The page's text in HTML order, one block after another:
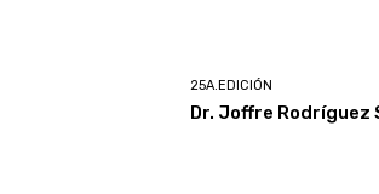
25A.EDICIÓN
Dr. Joffre Rodríguez